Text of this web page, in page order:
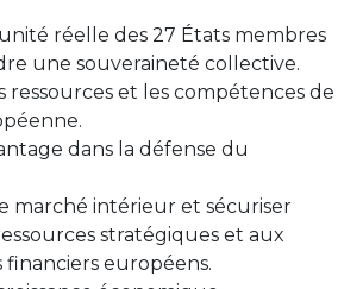
réelle des 27 États membres
une souveraineté collective.
ressources et les compétences de
dans la défense du
marché intérieur et sécuriser
stratégiques et aux
européens.